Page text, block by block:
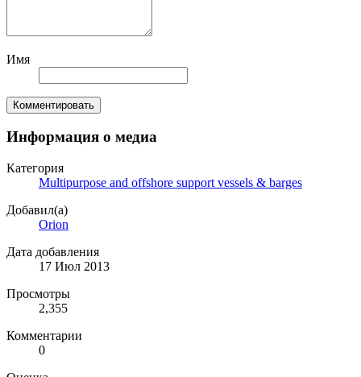
Имя
Комментировать
Информация о медиа
Категория
Multipurpose and offshore support vessels & barges
Добавил(а)
Orion
Дата добавления
17 Июл 2013
Просмотры
2,355
Комментарии
0